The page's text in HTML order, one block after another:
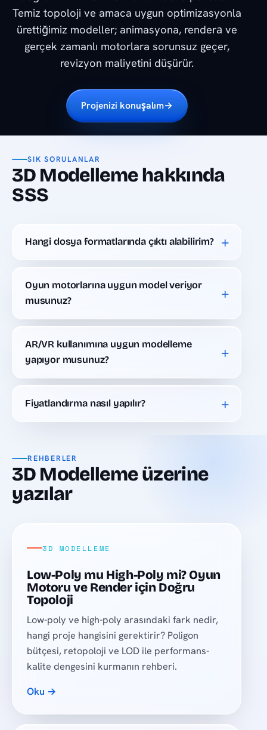
Temiz topoloji ve amaca uygun optimizasyonla
ürettiğimiz modeller; animasyona, renderа ve
gerçek zamanlı motorlara sorunsuz geçer,
revizyon maliyetini düşürür.
Projenizi konuşalım→
SIK SORULANLAR
3D Modelleme hakkında
SSS
Hangi dosya formatlarında çıktı alabilirim? +
Oyun motorlarına uygun model veriyor
musunuz?
+
AR/VR kullanımına uygun modelleme
yapıyor musunuz?
+
Fiyatlandırma nasıl yapılır? +
REHBERLER
3D Modelleme üzerine
yazılar
3D MODELLEME
Low-Poly mu High-Poly mi? Oyun
Motoru ve Render için Doğru
Topoloji
Low-poly ve high-poly arasındaki fark nedir,
hangi proje hangisini gerektirir? Poligon
bütçesi, retopoloji ve LOD ile performans-
kalite dengesini kurmanın rehberi.
Oku →